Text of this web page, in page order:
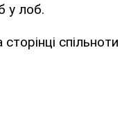
у лоб.
спільноти